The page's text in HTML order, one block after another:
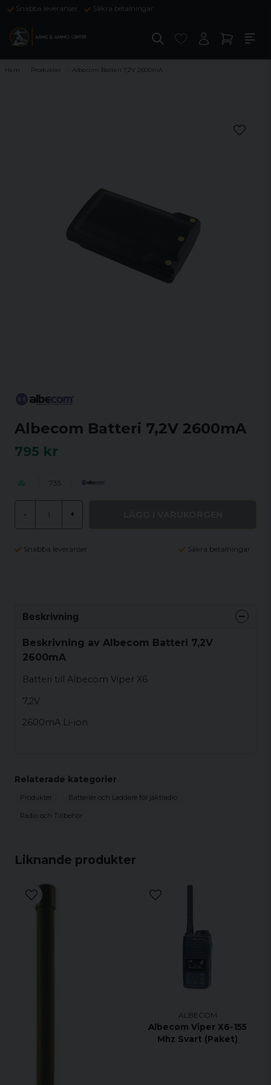
Snabba leveranser Säkra betalningar
Hem Produkter Albecom Batteri 7,2V 2600mA
Albecom Batteri 7,2V 2600mA
795 kr
735
- +
Snabba leveranser Säkra betalningar
Liknande produkter
ALBECOM
Albecom Viper X6-155
Mhz Svart (Paket)
Beskrivning
Beskrivning av Albecom Batteri 7,2V
2600mA
Batteri till Albecom Viper X6
7,2V
2600mA Li-ion
Relaterade kategorier
Produkter Batterier och Laddare för jaktradio
Radio och Tillbehör